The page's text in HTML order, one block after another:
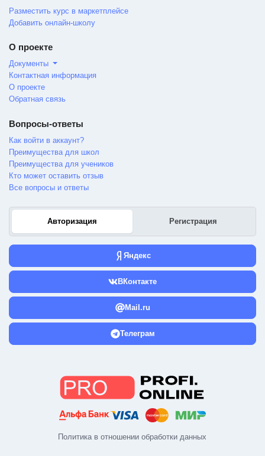
Политика в отношении обработки данных
Разместить курс в маркетплейсе
Добавить онлайн-школу
О проекте
Документы
Контактная информация
О проекте
Обратная связь
Вопросы-ответы
Как войти в аккаунт?
Преимущества для школ
Преимущества для учеников
Кто может оставить отзыв
Все вопросы и ответы
Авторизация Регистрация
Яндекс
ВКонтакте
Mail.ru
Телеграм